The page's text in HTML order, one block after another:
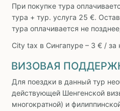
При покупке тура
тура + тур. услуга 25 €.
тура оплачивается не
City tax в Сингапуре – 3 € / за
ВИЗОВАЯ
Для поездки в данный тур
действующей Шенгенской
многократной) и